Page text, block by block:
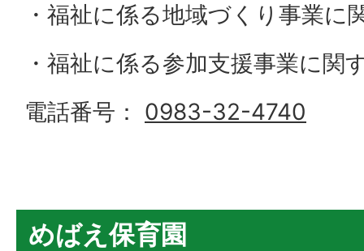
・福祉に係る地域づくり事業に
・福祉に係る参加支援事業に関
電話番号： 0983-32-4740
めばえ保育園